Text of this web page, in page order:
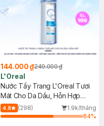
144.000 ₫249.000 ₫
L'Oreal
Nước Tẩy Trang L'Oreal Tươi
Mát Cho Da Dầu, Hỗn Hợp
400ml
4.8 (298)
1.9k/tháng
64%